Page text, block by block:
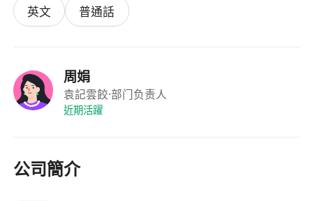
帶薪年假
優厚員工福利餐飲
英文
普通話
周娟
袁記雲餃·部门负责人
近期活躍
公司簡介